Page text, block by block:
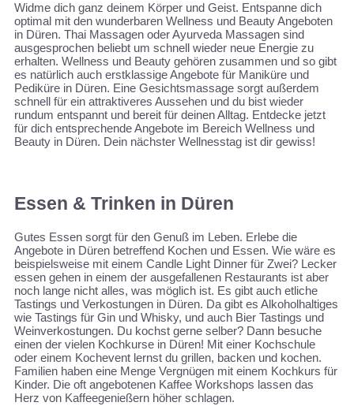
Widme dich ganz deinem Körper und Geist. Entspanne dich
optimal mit den wunderbaren Wellness und Beauty Angeboten
in Düren. Thai Massagen oder Ayurveda Massagen sind
ausgesprochen beliebt um schnell wieder neue Energie zu
erhalten. Wellness und Beauty gehören zusammen und so gibt
es natürlich auch erstklassige Angebote für Maniküre und
Pediküre in Düren. Eine Gesichtsmassage sorgt außerdem
schnell für ein attraktiveres Aussehen und du bist wieder
rundum entspannt und bereit für deinen Alltag. Entdecke jetzt
für dich entsprechende Angebote im Bereich Wellness und
Beauty in Düren. Dein nächster Wellnesstag ist dir gewiss!
Essen & Trinken in Düren
Gutes Essen sorgt für den Genuß im Leben. Erlebe die
Angebote in Düren betreffend Kochen und Essen. Wie wäre es
beispielsweise mit einem Candle Light Dinner für Zwei? Lecker
essen gehen in einem der ausgefallenen Restaurants ist aber
noch lange nicht alles, was möglich ist. Es gibt auch etliche
Tastings und Verkostungen in Düren. Da gibt es Alkoholhaltiges
wie Tastings für Gin und Whisky, und auch Bier Tastings und
Weinverkostungen. Du kochst gerne selber? Dann besuche
einen der vielen Kochkurse in Düren! Mit einer Kochschule
oder einem Kochevent lernst du grillen, backen und kochen.
Familien haben eine Menge Vergnügen mit einem Kochkurs für
Kinder. Die oft angebotenen Kaffee Workshops lassen das
Herz von Kaffeegenießern höher schlagen.